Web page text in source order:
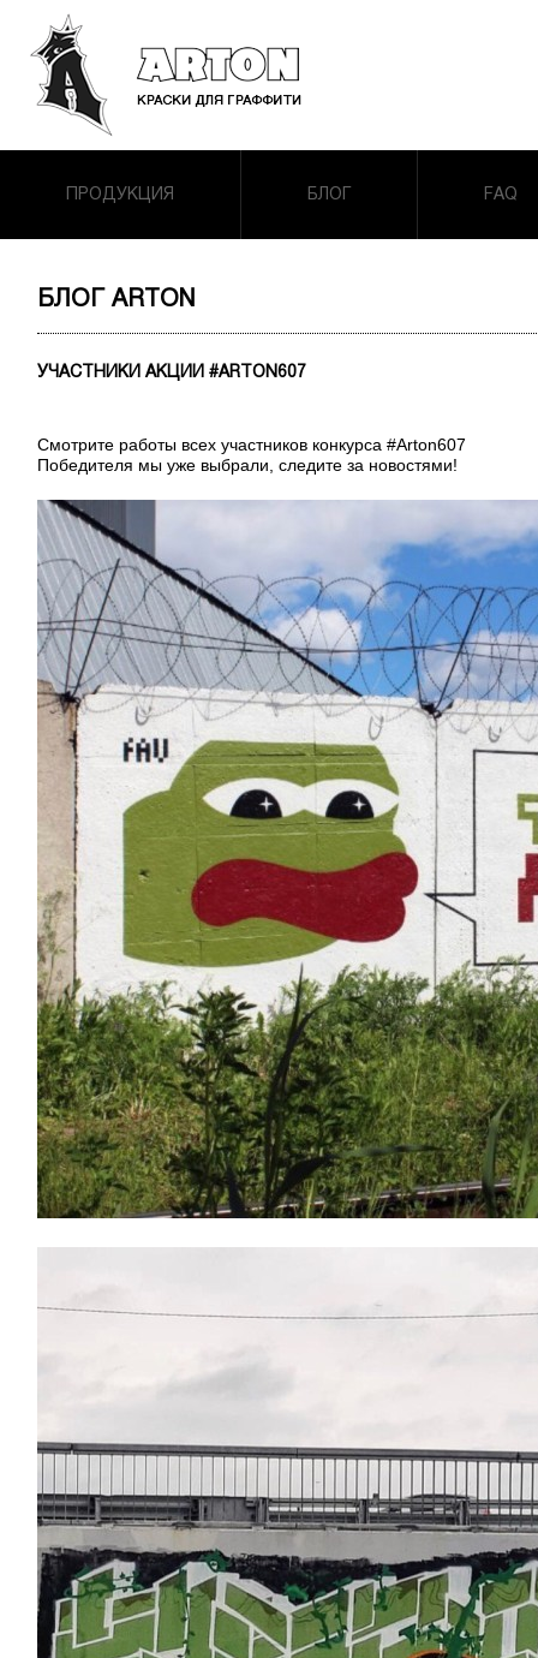
ПРОДУКЦИЯ БЛОГ FAQ
БЛОГ ARTON
УЧАСТНИКИ АКЦИИ #ARTON607
Смотрите работы всех участников конкурса #Arton607
Победителя мы уже выбрали, следите за новостями!